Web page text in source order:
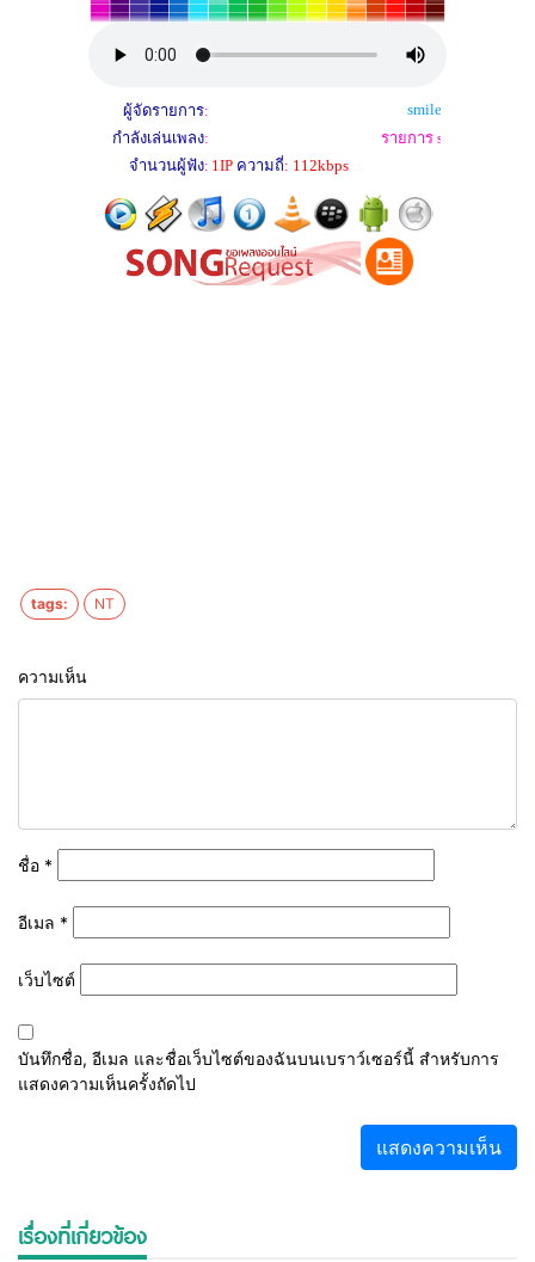
tags: NT
ความเห็น
ชื่อ *
อีเมล *
เว็บไซต์
บันทึกชื่อ, อีเมล และชื่อเว็บไซต์ของฉันบนเบราว์เซอร์นี้ สำหรับการ
แสดงความเห็นครั้งถัดไป
เรื่องที่เกี่ยวข้อง